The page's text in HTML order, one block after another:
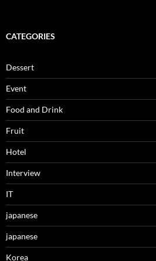
CATEGORIES
Dessert
Event
Food and Drink
Fruit
Hotel
Interview
IT
japanese
japanese
Korea